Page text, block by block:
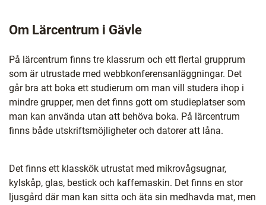
Om Lärcentrum i Gävle
På lärcentrum finns tre klassrum och ett flertal grupprum
som är utrustade med webbkonferensanläggningar. Det
går bra att boka ett studierum om man vill studera ihop i
mindre grupper, men det finns gott om studieplatser som
man kan använda utan att behöva boka. På lärcentrum
finns både utskriftsmöjligheter och datorer att låna.
Det finns ett klasskök utrustat med mikrovågsugnar,
kylskåp, glas, bestick och kaffemaskin. Det finns en stor
ljusgård där man kan sitta och äta sin medhavda mat, men